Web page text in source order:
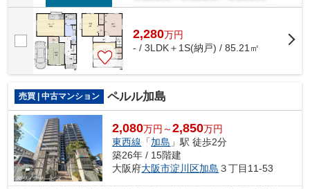
2,280万円
- / 3LDK＋1S(納戸) / 85.21㎡
売買 | 中古マンション ペルル加島
2,080万円～2,850万円
東西線 「加島 」駅 徒歩2分
築26年 / 15階建
大阪府大阪市淀川区加島 ３丁目11-53